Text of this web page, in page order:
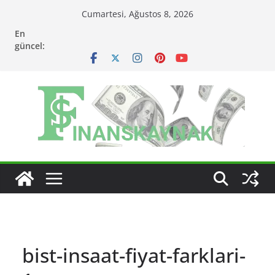
content
Cumartesi, Ağustos 8, 2026
En
güncel:
bist-insaat-fiyat-farklari-